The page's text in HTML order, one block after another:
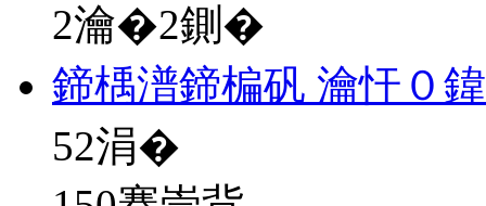
2瀹�2鍘�
鍗楀潽鍗楄矾 瀹忓０
52涓�